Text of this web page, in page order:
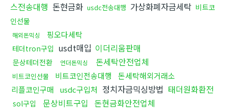
스전송대행 돈현금화 usdc전송대행 가상화폐자금세탁 비트코
인선물
해외돈믹싱 핑오다세탁
테더tron구입 usdt매입 이더리움판매
문상테더전환 언더돈믹싱 돈세탁안전업체
비트코인선물 비트코인전송대행
돈세탁해외거래소
리플코인구매
usdc구입처 정치자금믹싱방법 태더원화환전
sol구입 문상비트구입 돈현금화안전업체